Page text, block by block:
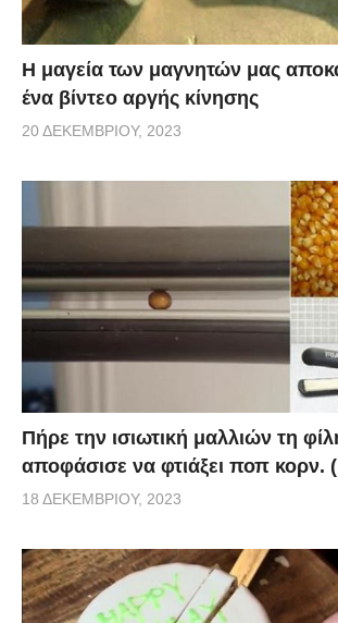
Η μαγεία των μαγνητών μας
ένα βίντεο αργής κίνησης
20 ΔΕΚΕΜΒΡΊΟΥ, 2023
Πήρε την ισιωτική μαλλιών τη
αποφάσισε να φτιάξει ποπ κορν.
18 ΔΕΚΕΜΒΡΊΟΥ, 2023